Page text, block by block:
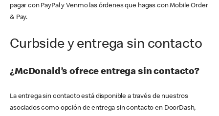
pagar con PayPal y Venmo las órdenes que hagas con Mobile Order
& Pay.
Curbside y entrega sin contacto
¿McDonald’s ofrece entrega sin contacto?
La entrega sin contacto está disponible a través de nuestros
asociados como opción de entrega sin contacto en DoorDash,